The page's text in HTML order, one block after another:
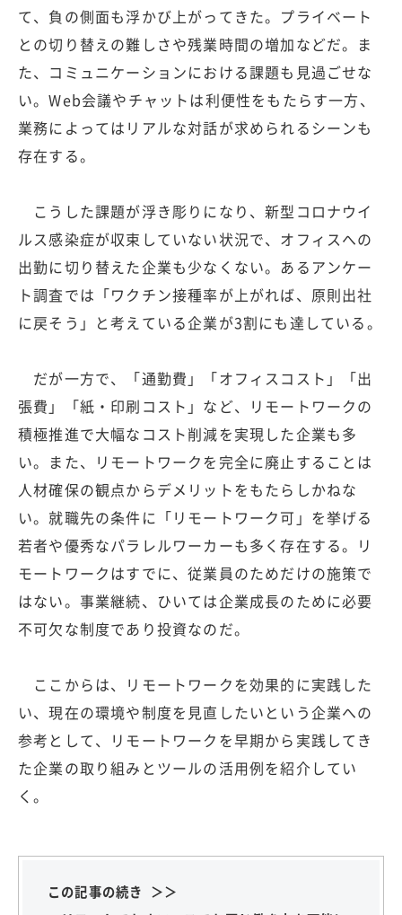
て、負の側面も浮かび上がってきた。プライベート
との切り替えの難しさや残業時間の増加などだ。ま
た、コミュニケーションにおける課題も見過ごせな
い。Web会議やチャットは利便性をもたらす一方、
業務によってはリアルな対話が求められるシーンも
存在する。
こうした課題が浮き彫りになり、新型コロナウイ
ルス感染症が収束していない状況で、オフィスへの
出勤に切り替えた企業も少なくない。あるアンケー
ト調査では「ワクチン接種率が上がれば、原則出社
に戻そう」と考えている企業が3割にも達している。
だが一方で、「通勤費」「オフィスコスト」「出
張費」「紙・印刷コスト」など、リモートワークの
積極推進で大幅なコスト削減を実現した企業も多
い。また、リモートワークを完全に廃止することは
人材確保の観点からデメリットをもたらしかねな
い。就職先の条件に「リモートワーク可」を挙げる
若者や優秀なパラレルワーカーも多く存在する。リ
モートワークはすでに、従業員のためだけの施策で
はない。事業継続、ひいては企業成長のために必要
不可欠な制度であり投資なのだ。
ここからは、リモートワークを効果的に実践した
い、現在の環境や制度を見直したいという企業への
参考として、リモートワークを早期から実践してき
た企業の取り組みとツールの活用例を紹介してい
く。
この記事の続き ＞＞